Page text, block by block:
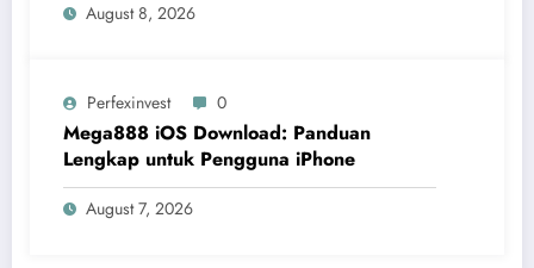
August 8, 2026
Perfexinvest 0
Mega888 iOS Download: Panduan
Lengkap untuk Pengguna iPhone
August 7, 2026